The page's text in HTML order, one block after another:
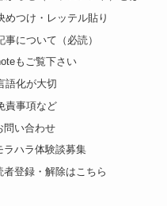
めつけ・レッテル貼り
事について（必読）
もご覧下さい
語化が大切
責事項など
問い合わせ
ラハラ体験談募集
者登録・解除はこちら